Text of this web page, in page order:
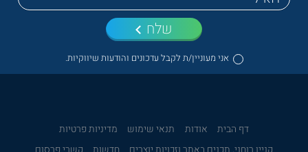
אני מעוניין/ת לקבל עדכונים והודעות שיווקיות.
שלח
דף הבית אודות תנאי שימוש
מדיניות פרטיות